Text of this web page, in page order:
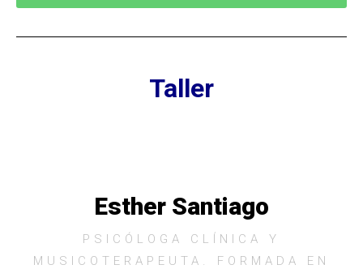
Taller
Esther Santiago
PSICÓLOGA CLÍNICA Y
MUSICOTERAPEUTA. FORMADA EN